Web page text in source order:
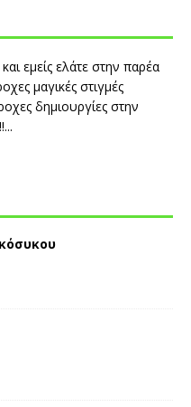
εμείς ελάτε στην παρέα
μαγικές στιγμές
δημιουργίες στην